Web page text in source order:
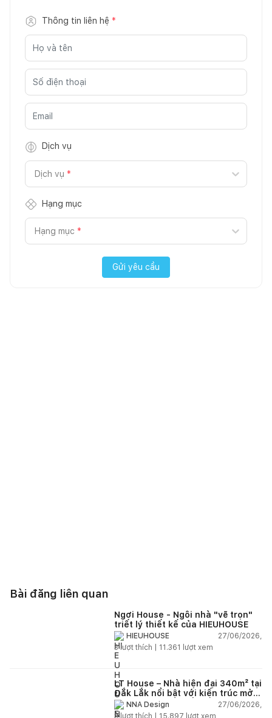
Thông tin liên hệ *
Dịch vụ
Dịch vụ *
Hạng mục
Hạng mục *
Gửi yêu cầu
Bài đăng liên quan
Ngơi House - Ngôi nhà "vẽ trọn"
triết lý thiết kế của HIEUHOUSE
HIEUHOUSE
27/06/2026,
3lượt thích | 11.361 lượt xem
LT House – Nhà hiện đại 340m² tại
Đắk Lắk nổi bật với kiến trúc mở
và hệ sân vườn kết nối thiên
nhiên
NNA Design
27/06/2026,
3lượt thích | 15.897 lượt xem